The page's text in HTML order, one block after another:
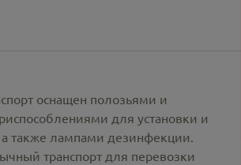
оснащен полозьями и
для установки и
также лампами дезинфекции.
транспорт для перевозки